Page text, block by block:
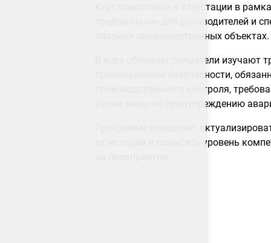
Курс подготовки к аттестации в
предназначен для руководителей и
опасных производственных объектах.
В ходе обучения слушатели изучают
промышленной безопасности,
производственного контроля,
также меры по предупреждению
Программа позволяет
аттестации и повысить уровень